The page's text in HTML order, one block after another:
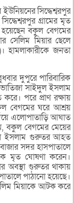
সিদ্ধেশ্বরপুর
গ্রামের মৃত
বকুল বেগমের
মিয়ার ছেলে
জনতা
দুপুরে পারিবারিক
ভাতিজা সাইদুল ইসলাম
পরে প্রাণ রক্ষায়
বেগমের ঘরে আশ্রয়
এলোপাতাড়ি আঘাত
বকুল বেগমের মেয়ের
ইসলাম গুরুতর আহত
সদর হাসপাতালে
মৃত ঘোষণা করেন।
গুরুতর থাকায়
পাঠানো হয়েছে।
মিয়াকে আটক করে